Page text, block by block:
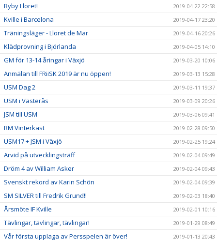
Byby Lloret! 2019-04-22 22:58
Kville i Barcelona 2019-04-17 23:20
Träningsläger - Lloret de Mar 2019-04-16 20:26
Klädprovning i Björlanda 2019-04-05 14:10
GM för 13-14 åringar i Växjö 2019-03-20 10:06
Anmälan till FRiiSK 2019 är nu öppen! 2019-03-13 15:28
USM Dag 2 2019-03-11 19:37
USM i Västerås 2019-03-09 20:26
JSM till USM 2019-03-06 09:41
RM Vinterkast 2019-02-28 09:50
USM17 + JSM i Växjö 2019-02-25 19:24
Arvid på utvecklingsträff 2019-02-04 09:49
Dröm 4 av William Asker 2019-02-04 09:43
Svenskt rekord av Karin Schön 2019-02-04 09:39
SM SILVER till Fredrik Grund!! 2019-02-03 18:40
Årsmöte IF Kville 2019-02-01 10:16
Tävlingar, tävlingar, tävlingar! 2019-01-29 08:49
Vår första upplaga av Persspelen är över! 2019-01-13 20:43